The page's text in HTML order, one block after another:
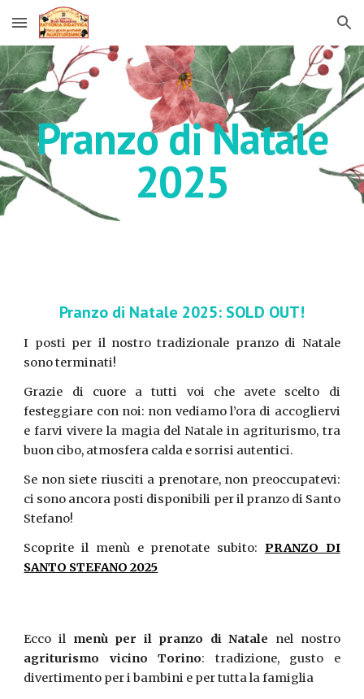
Skip to main content Skip to navigation
Pranzo di Natale
2025
Pranzo di Natale 2025: SOLD OUT!
I posti per il nostro tradizionale pranzo di Natale
sono terminati!
Grazie di cuore a tutti voi che avete scelto di
festeggiare con noi: non vediamo l’ora di accogliervi
e farvi vivere la magia del Natale in agriturismo, tra
buon cibo, atmosfera calda e sorrisi autentici.
Se non siete riusciti a prenotare, non preoccupatevi:
ci sono ancora posti disponibili per il pranzo di Santo
Stefano!
Scoprite il menù e prenotate subito: PRANZO DI
SANTO STEFANO 2025
Ecco il menù per il pranzo di Natale nel nostro
agriturismo vicino Torino: tradizione, gusto e
divertimento per i bambini e per tutta la famiglia